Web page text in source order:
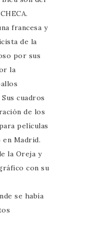
francesa y
de la
por sus
la
cuadros
de los
películas
Madrid.
la Oreja y
con su
se había